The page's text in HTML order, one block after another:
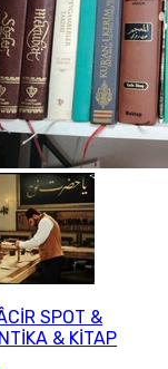
SPOT &
& KİTAP